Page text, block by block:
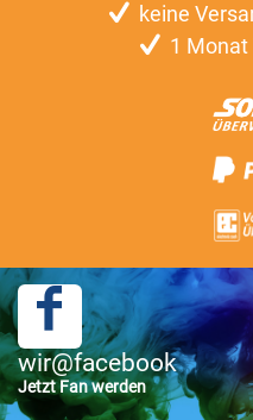
keine
1
wir@facebook
Jetzt Fan werden